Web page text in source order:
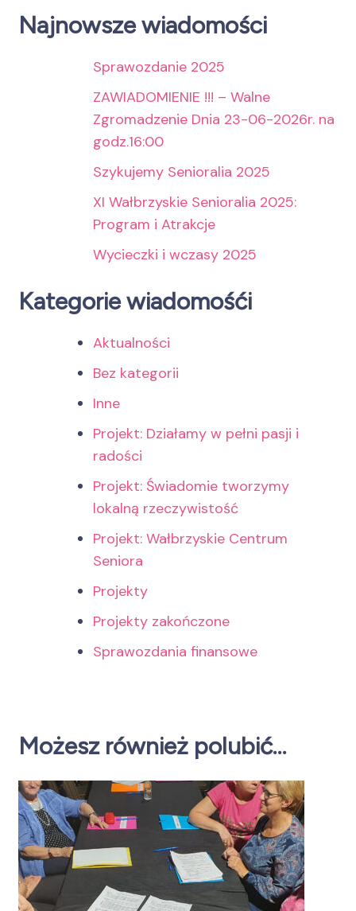
Najnowsze wiadomości
Sprawozdanie 2025
ZAWIADOMIENIE !!! – Walne
Zgromadzenie Dnia 23-06-2026r. na
godz.16:00
Szykujemy Senioralia 2025
XI Wałbrzyskie Senioralia 2025:
Program i Atrakcje
Wycieczki i wczasy 2025
Kategorie wiadomośći
Aktualności
Bez kategorii
Inne
Projekt: Działamy w pełni pasji i
radości
Projekt: Świadomie tworzymy
lokalną rzeczywistość
Projekt: Wałbrzyskie Centrum
Seniora
Projekty
Projekty zakończone
Sprawozdania finansowe
Możesz również polubić…